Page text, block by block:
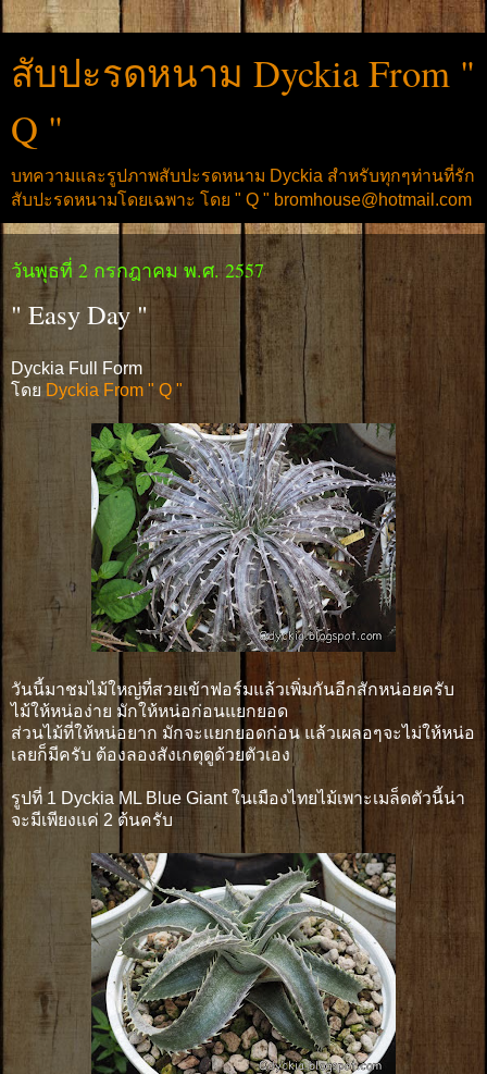
สับปะรดหนาม Dyckia From "
Q "
บทความและรูปภาพสับปะรดหนาม Dyckia สำหรับทุกๆท่านที่รัก
สับปะรดหนามโดยเฉพาะ โดย " Q " bromhouse@hotmail.com
วันพุธที่ 2 กรกฎาคม พ.ศ. 2557
" Easy Day "
Dyckia Full Form
โดย Dyckia From " Q "
วันนี้มาชมไม้ใหญ่ที่สวยเข้าฟอร์มแล้วเพิ่มกันอีกสักหน่อยครับ
ไม้ให้หน่อง่าย มักให้หน่อก่อนแยกยอด
ส่วนไม้ที่ให้หน่อยาก มักจะแยกยอดก่อน แล้วเผลอๆจะไม่ให้หน่อ
เลยก็มีครับ ต้องลองสังเกตุดูด้วยตัวเอง
รูปที่ 1 Dyckia ML Blue Giant ในเมืองไทยไม้เพาะเมล็ดตัวนี้น่า
จะมีเพียงแค่ 2 ต้นครับ